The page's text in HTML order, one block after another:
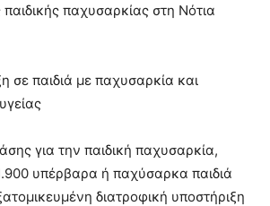
παιδικής παχυσαρκίας στη Νότια
σε παιδιά με παχυσαρκία και
για την παιδική παχυσαρκία,
υπέρβαρα ή παχύσαρκα παιδιά
διατροφική υποστήριξη